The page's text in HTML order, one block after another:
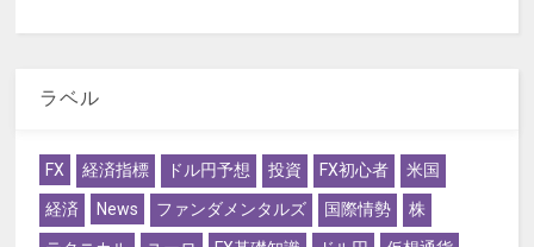
ラベル
FX 経済指標 ドル円予想 投資 FX初心者 米国
経済 News ファンダメンタルズ 国際情勢 株